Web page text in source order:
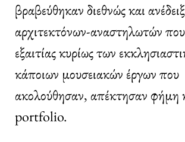
βραβεύθηκαν διεθνώς και
αρχιτεκτόνων-αναστηλωτών
εξαιτίας κυρίως των
κάποιων μουσειακών έργων που
ακολούθησαν, απέκτησαν φήμη
portfolio.